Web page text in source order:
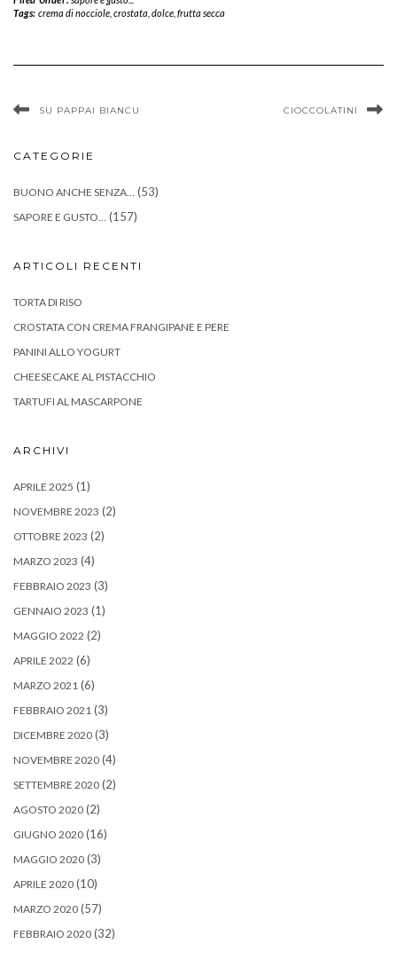
Tags: crema di nocciole, crostata dolce, frutta secca
SU PAPPAI BIANCU CIOCCOLATINI
CATEGORIE
BUONO ANCHE SENZA… (53)
SAPORE E GUSTO… (157)
ARTICOLI RECENTI
TORTA DI RISO
CROSTATA CON CREMA FRANGIPANE E PERE
PANINI ALLO YOGURT
CHEESECAKE AL PISTACCHIO
TARTUFI AL MASCARPONE
ARCHIVI
APRILE 2025 (1)
NOVEMBRE 2023 (2)
OTTOBRE 2023 (2)
MARZO 2023 (4)
FEBBRAIO 2023 (3)
GENNAIO 2023 (1)
MAGGIO 2022 (2)
APRILE 2022 (6)
MARZO 2021 (6)
FEBBRAIO 2021 (3)
DICEMBRE 2020 (3)
NOVEMBRE 2020 (4)
SETTEMBRE 2020 (2)
AGOSTO 2020 (2)
GIUGNO 2020 (16)
MAGGIO 2020 (3)
APRILE 2020 (10)
MARZO 2020 (57)
FEBBRAIO 2020 (32)